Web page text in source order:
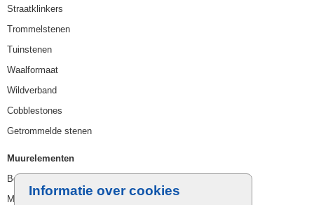
Informatie over cookies
Straatklinkers
Trommelstenen
Tuinstenen
Waalformaat
Wildverband
Cobblestones
Getrommelde stenen
Muurelementen
Betonbielzen
Muurstenen